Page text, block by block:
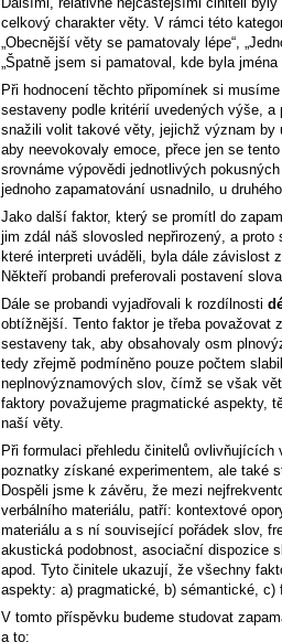
celkový charakter věty. V rámci této
„Obecnější věty se pamatovaly lépe“,
„Špatně jsem si pamatoval, kde byla
Při hodnocení těchto připomínek si
sestaveny podle kritérií uvedených výše,
snažili volit takové věty, jejichž význam by
aby neevokovaly emoce, přece jen se
srovnáme výpovědi jednotlivých
jednoho zapamatování usnadnilo, u
Jako další faktor, který se promítl do
jim zdál náš slovosled nepřirozený, a
které interpreti uváděli, byla dále závislost
Někteří probandi preferovali postavení
Dále se probandi vyjadřovali k rozdílnosti
obtížnější. Tento faktor je třeba považovat
sestaveny tak, aby obsahovaly osm
tedy zřejmě podmíněno pouze počtem
neplnovýznamových slov, čímž se však
faktory považujeme pragmatické aspekty,
naší věty.
Při formulaci přehledu činitelů
poznatky získané experimentem, ale také
Dospěli jsme k závěru, že mezi
verbálního materiálu, patří: kontextové
materiálu a s ní související pořádek slov,
akustická podobnost, asociační dispozice
apod. Tyto činitele ukazují, že všechny
aspekty: a) pragmatické, b) sémantické, c)
V tomto příspěvku budeme studovat
a to: